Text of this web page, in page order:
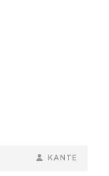
BY
BYLINEKANTE